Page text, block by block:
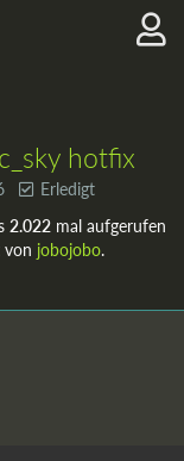
hotfix
Erledigt
2.022 mal aufgerufen
von jobojobo.